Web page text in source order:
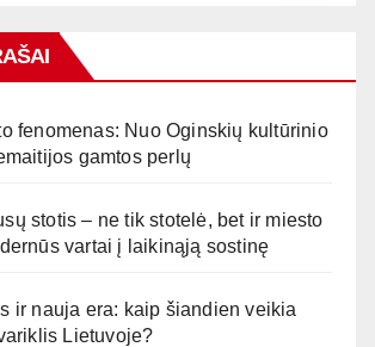
fenomenas: Nuo Oginskių kultūrinio
gamtos perlų
stotis – ne tik stotelė, bet ir miesto
vartai į laikinąją sostinę
ir nauja era: kaip šiandien veikia
Lietuvoje?